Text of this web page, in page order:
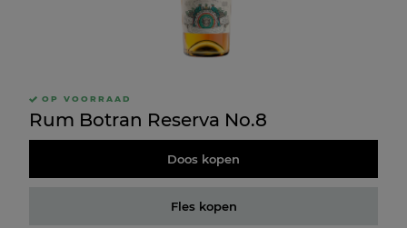
OP VOORRAAD
Rum Botran Reserva No.8
Doos kopen
Fles kopen